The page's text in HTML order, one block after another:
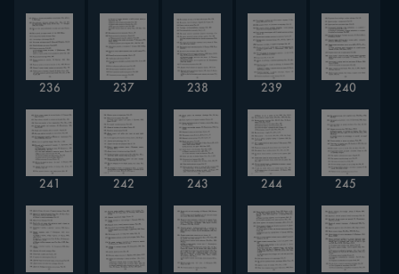
236 237 238 239 240
241 242 243 244 245